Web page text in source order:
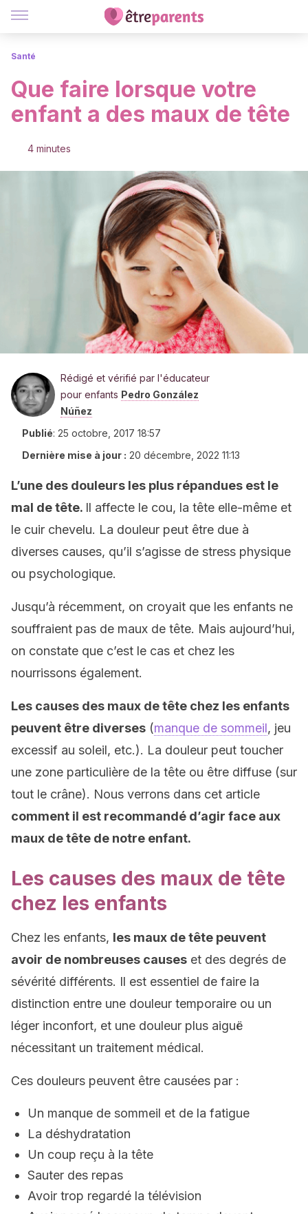
Santé
Que faire lorsque votre
enfant a des maux de tête
4 minutes
Rédigé et vérifié par l'éducateur
pour enfants Pedro González
Núñez
Publié: 25 octobre, 2017 18:57
Dernière mise à jour : 20 décembre, 2022 11:13
L’une des douleurs les plus répandues est le
mal de tête. Il affecte le cou, la tête elle-même et
le cuir chevelu. La douleur peut être due à
diverses causes, qu’il s’agisse de stress physique
ou psychologique.
Jusqu’à récemment, on croyait que les enfants ne
souffraient pas de maux de tête. Mais aujourd’hui,
on constate que c’est le cas et chez les
nourrissons également.
Les causes des maux de tête chez les enfants
peuvent être diverses (manque de sommeil, jeu
excessif au soleil, etc.). La douleur peut toucher
une zone particulière de la tête ou être diffuse (sur
tout le crâne). Nous verrons dans cet article
comment il est recommandé d’agir face aux
maux de tête de notre enfant.
Les causes des maux de tête
chez les enfants
Chez les enfants, les maux de tête peuvent
avoir de nombreuses causes et des degrés de
sévérité différents. Il est essentiel de faire la
distinction entre une douleur temporaire ou un
léger inconfort, et une douleur plus aiguë
nécessitant un traitement médical.
Ces douleurs peuvent être causées par :
Un manque de sommeil et de la fatigue
La déshydratation
Un coup reçu à la tête
Sauter des repas
Avoir trop regardé la télévision